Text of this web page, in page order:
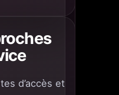
d’accès et